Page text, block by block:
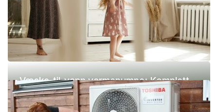
Væske-til-vann varmepumpe: Komplett
guide (pris, fordeler og ulemper)